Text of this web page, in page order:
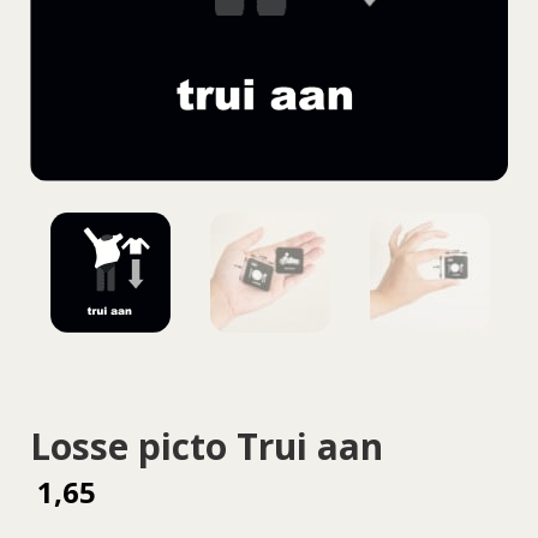
Losse picto Trui aan
1,65